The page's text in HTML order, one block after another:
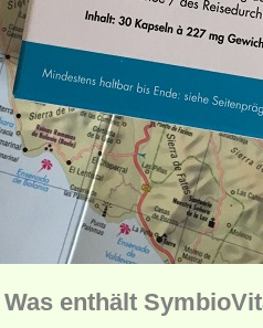
Was enthält